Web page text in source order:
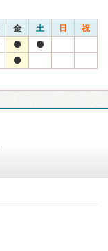
金 土 日 祝